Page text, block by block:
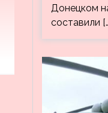
Донецком
составили